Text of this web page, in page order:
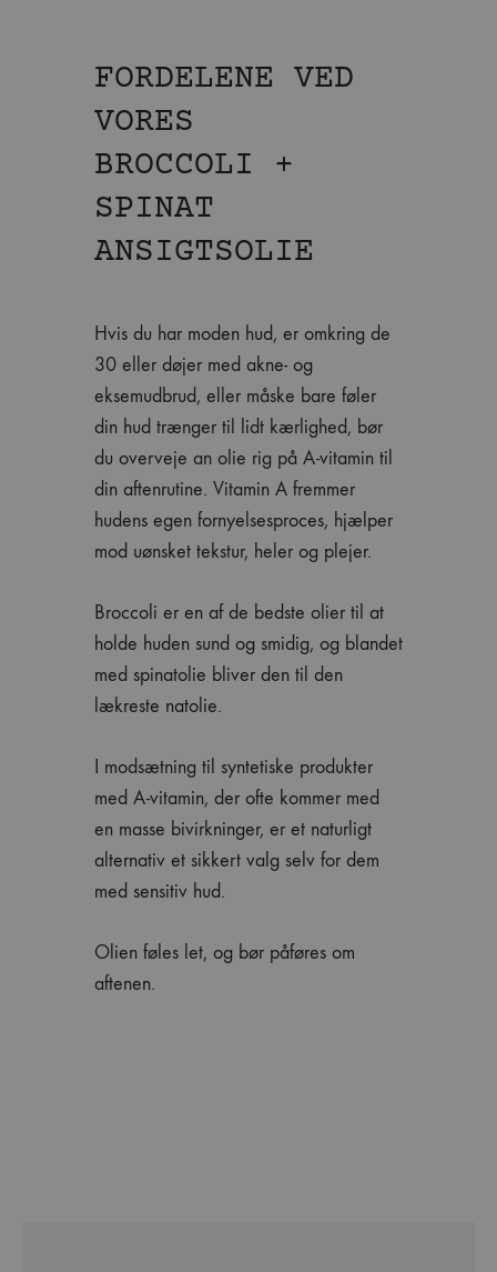
FORDELENE VED
VORES
BROCCOLI +
SPINAT
ANSIGTSOLIE
Hvis du har moden hud, er omkring de
30 eller døjer med akne- og
eksemudbrud, eller måske bare føler
din hud trænger til lidt kærlighed, bør
du overveje an olie rig på A-vitamin til
din aftenrutine. Vitamin A fremmer
hudens egen fornyelsesproces, hjælper
mod uønsket tekstur, heler og plejer.
Broccoli er en af de bedste olier til at
holde huden sund og smidig, og blandet
med spinatolie bliver den til den
lækreste natolie.
I modsætning til syntetiske produkter
med A-vitamin, der ofte kommer med
en masse bivirkninger, er et naturligt
alternativ et sikkert valg selv for dem
med sensitiv hud.
Olien føles let, og bør påføres om
aftenen.